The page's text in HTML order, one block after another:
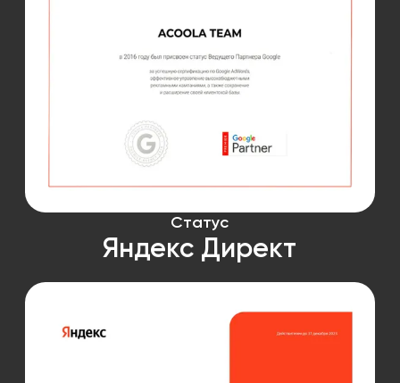
Статус
Яндекс Директ